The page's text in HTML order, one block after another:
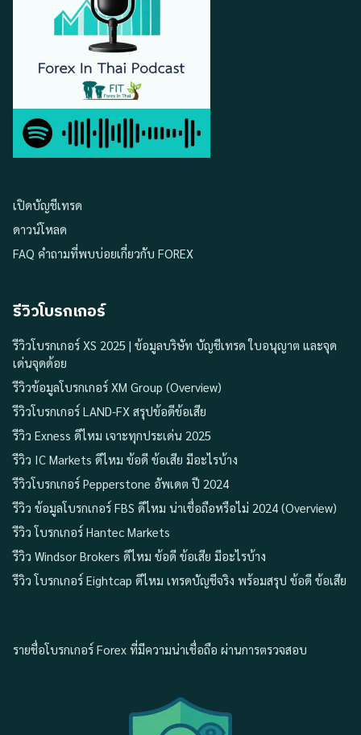
เปิดบัญชีเทรด
ดาวน์โหลด
FAQ คำถามที่พบบ่อยเกี่ยวกับ FOREX
รีวิวโบรกเกอร์
รีวิวโบรกเกอร์ XS 2025 | ข้อมูลบริษัท บัญชีเทรด ใบอนุญาต และจุด
เด่นจุดด้อย
รีวิวข้อมูลโบรกเกอร์ XM Group (Overview)
รีวิวโบรกเกอร์ LAND-FX สรุปข้อดีข้อเสีย
รีวิว Exness ดีไหม เจาะทุกประเด่น 2025
รีวิว IC Markets ดีไหม ข้อดี ข้อเสีย มีอะไรบ้าง
รีวิวโบรกเกอร์ Pepperstone อัพเดต ปี 2024
รีวิว ข้อมูลโบรกเกอร์ FBS ดีไหม น่าเชื่อถือหรือไม่ 2024 (Overview)
รีวิว โบรกเกอร์ Hantec Markets
รีวิว Windsor Brokers ดีไหม ข้อดี ข้อเสีย มีอะไรบ้าง
รีวิว โบรกเกอร์ Eightcap ดีไหม เทรดบัญชีจริง พร้อมสรุป ข้อดี ข้อเสีย
รายชื่อโบรกเกอร์ Forex ที่มีความน่าเชื่อถือ ผ่านการตรวจสอบ